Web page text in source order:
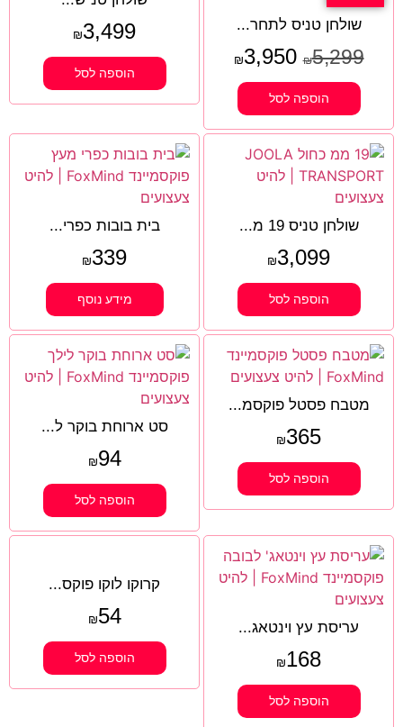
שולחן טניס לתחר...
₪5,299
₪3,950
הוספה לסל
₪3,499
הוספה לסל
שולחן טניס 19 מ...
₪3,099
הוספה לסל
בית בובות כפרי...
₪339
מידע נוסף
מטבח פסטל פוקסמ...
₪365
הוספה לסל
סט ארוחת בוקר ל...
₪94
הוספה לסל
עריסת עץ וינטאג...
₪168
הוספה לסל
קרוקו לוקו פוקס...
₪54
הוספה לסל